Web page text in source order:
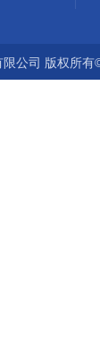
限公司 版权所